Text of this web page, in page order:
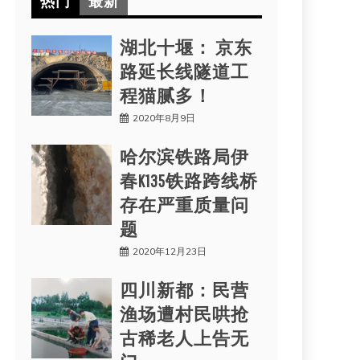
湖北十堰： 京东
路延长线隧道工
程猫腻多！
2020年8月9日
哈尔滨铁路局伊
春K135铁路跨线桥
存在严重质量问
题
2020年12月23日
四川新都：民营
渔场遭村民哄抢
古稀老人上告无